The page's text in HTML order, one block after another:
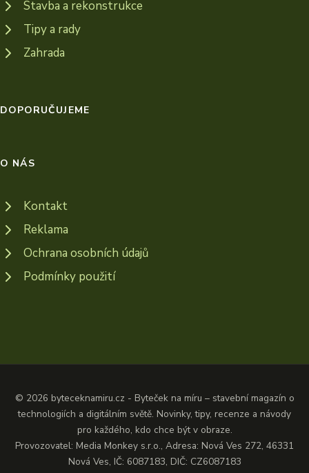
Stavba a rekonstrukce
Tipy a rady
Zahrada
DOPORUČUJEME
O NÁS
Kontakt
Reklama
Ochrana osobních údajů
Podmínky použití
© 2026 byteceknamiru.cz - Byteček na míru – stavební magazín o
technologiích a digitálním světě. Novinky, tipy, recenze a návody
pro každého, kdo chce být v obraze.
Provozovatel: Media Monkey s.r.o., Adresa: Nová Ves 272, 46331
Nová Ves, IČ: 6087183, DIČ: CZ6087183